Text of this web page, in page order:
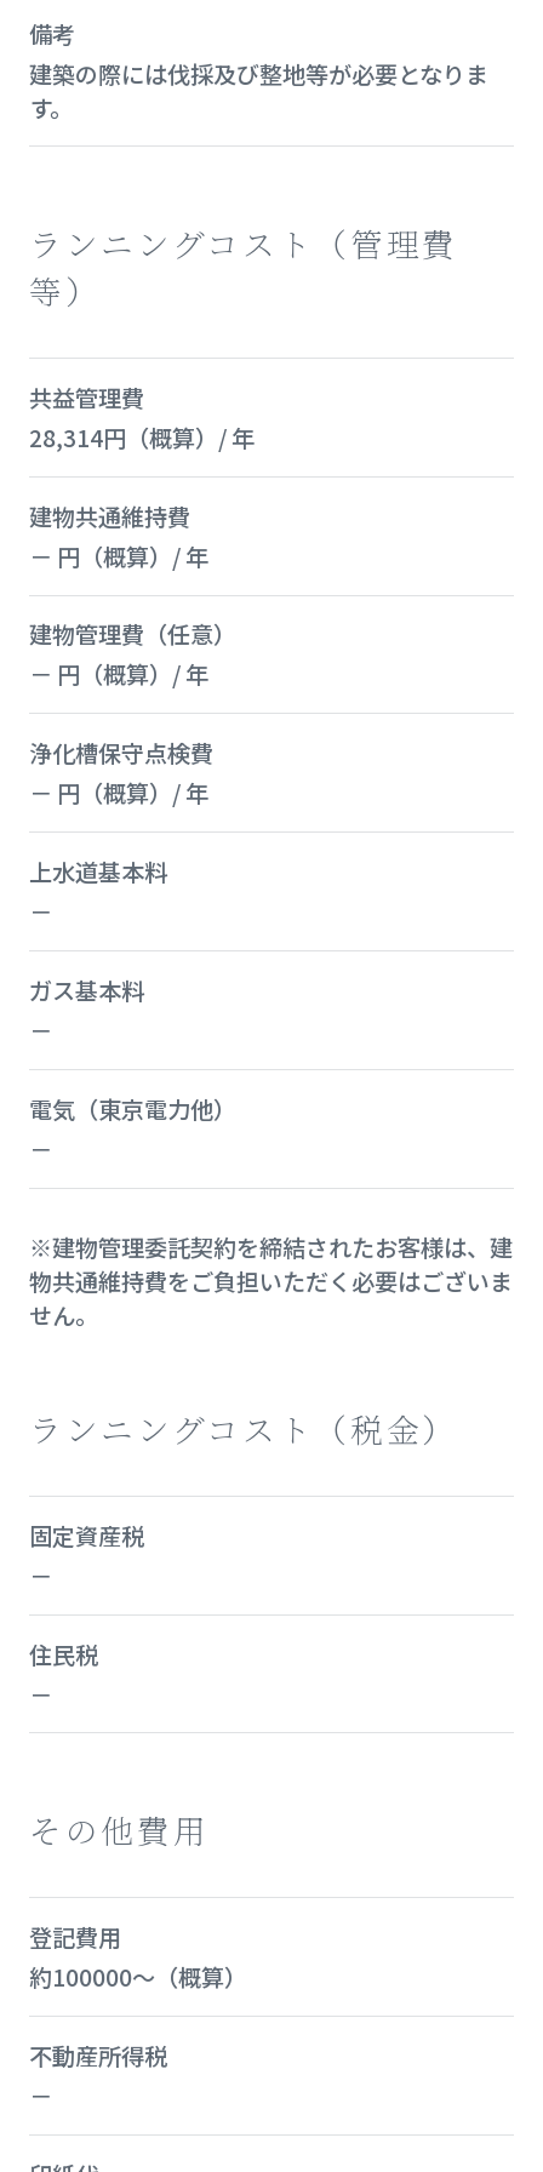
備考
建築の際には伐採及び整地等が必要となりま
す。
ランニングコスト（管理費
等）
共益管理費
28,314円（概算）/ 年
建物共通維持費
－ 円（概算）/ 年
建物管理費（任意）
－ 円（概算）/ 年
浄化槽保守点検費
－ 円（概算）/ 年
上水道基本料
－
ガス基本料
－
電気（東京電力他）
－
※建物管理委託契約を締結されたお客様は、建
物共通維持費をご負担いただく必要はございま
せん。
ランニングコスト（税金）
固定資産税
－
住民税
－
その他費用
登記費用
約100000～（概算）
不動産所得税
－